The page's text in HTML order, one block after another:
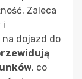
Zaleca
i
dojazd do
, co